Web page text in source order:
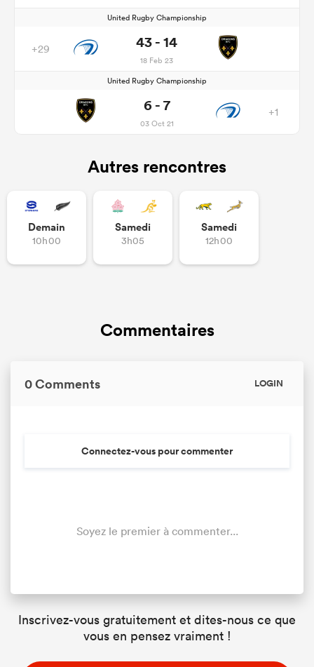
United Rugby Championship
+29 43 - 14
18 Feb 23
United Rugby Championship
6 - 7
03 Oct 21
+1
Autres rencontres
Demain
10h00
Samedi
3h05
Samedi
12h00
Commentaires
0 Comments LOGIN
Connectez-vous pour commenter
Soyez le premier à commenter...
Inscrivez-vous gratuitement et dites-nous ce que
vous en pensez vraiment !